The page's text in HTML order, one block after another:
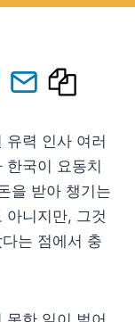
유력 인사 여러
한국이 요동치
을 받아 챙기는
아니지만, 그것
는 점에서 충